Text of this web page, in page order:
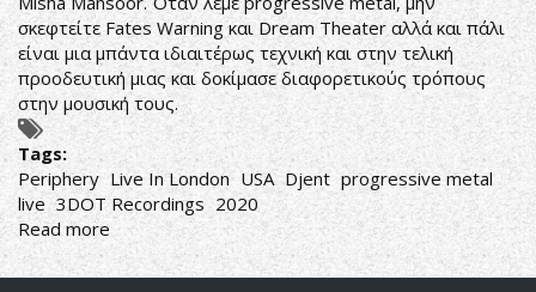
σκεφτείτε Fates Warning και Dream Theater αλλά και πάλι
είναι μια μπάντα ιδιαιτέρως τεχνική και στην τελική
προοδευτική μιας και δοκίμασε διαφορετικούς τρόπους
στην μουσική τους.
Tags:
Periphery Live In London USA Djent progressive metal
live 3DOT Recordings 2020
Read more about
Periphery:
Live